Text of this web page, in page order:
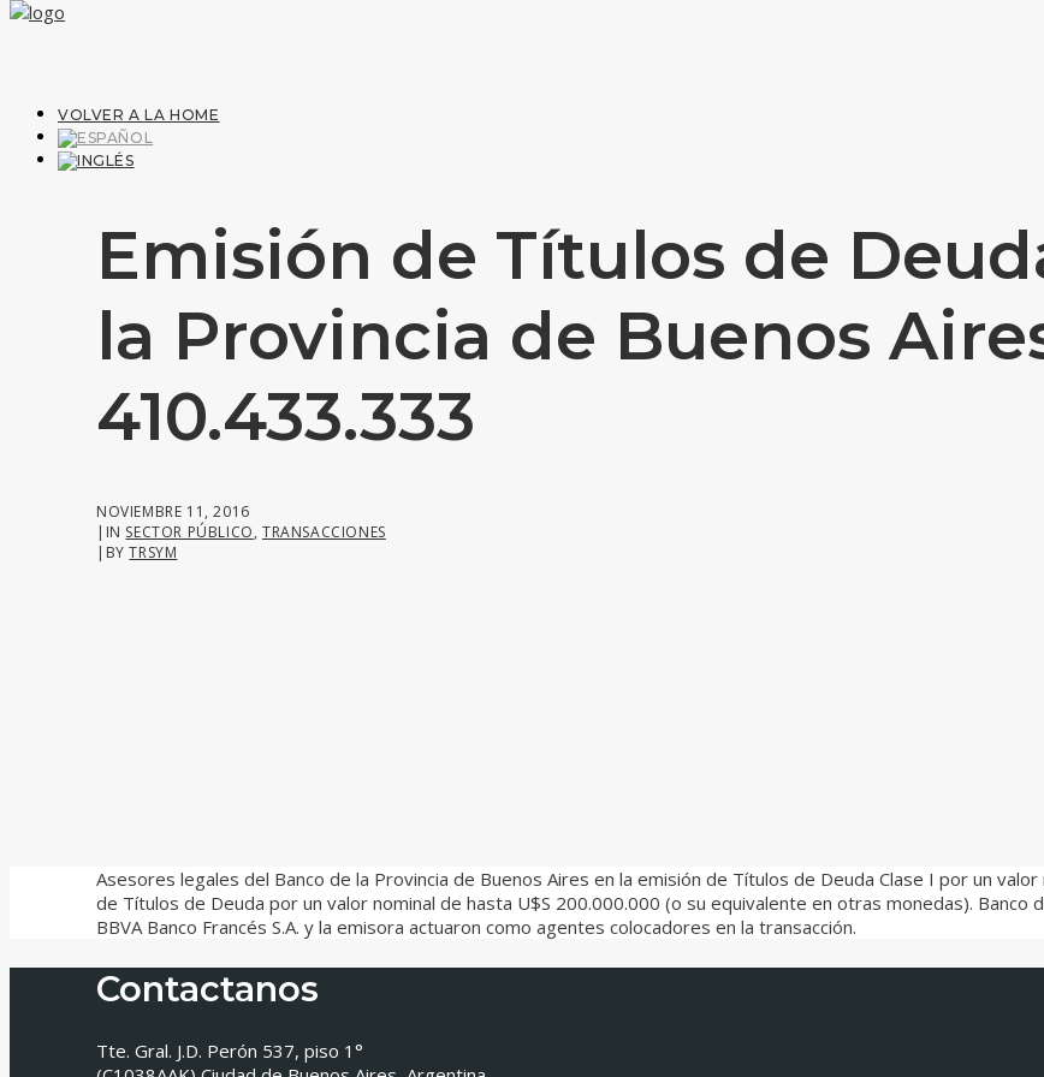
VOLVER A LA HOME
Emisión de Títulos de
la Provincia de Buenos
410.433.333
NOVIEMBRE 11, 2016
| IN SECTOR PÚBLICO,TRANSACCIONES
| BYTRSYM
Asesores legales del Banco de la Provincia de Buenos Aires en la emisión de Títulos de Deuda Clase I por un
de Títulos de Deuda por un valor nominal de hasta U$S 200.000.000 (o su equivalente en otras monedas). Banco
BBVA Banco Francés S.A. y la emisora actuaron como agentes colocadores en la transacción.
Contactanos
Tte. Gral. J.D. Perón 537, piso 1°